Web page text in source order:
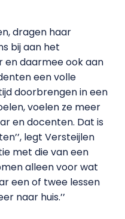
dragen haar
bij aan het
en daarmee ook aan
een volle
doorbrengen in een
voelen ze meer
en docenten. Dat is
legt Versteijlen
met die van een
alleen voor wat
een of twee lessen
naar huis.’’